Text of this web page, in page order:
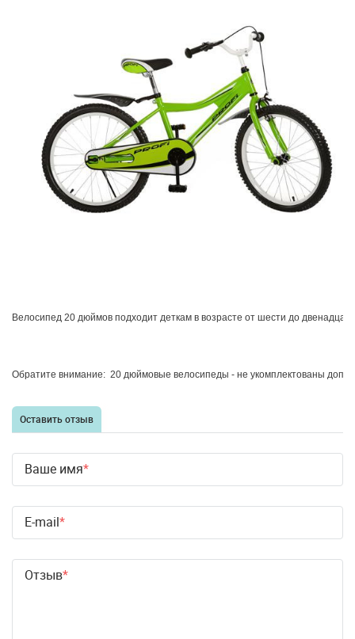
Велосипед 20 дюймов подходит деткам в возрасте от шести до двенадцати
Обратите внимание: 20 дюймовые велосипеды - не укомплектованы
Оставить отзыв
Ваше имя
E-mail
Отзыв